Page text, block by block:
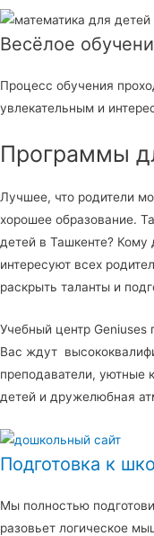
Весёлое
Процесс обучения
увлекательным и
Программы
Лучшее, что родители
хорошее образование.
детей в Ташкенте? Кому
интересуют всех
раскрыть таланты и
Учебный центр Geniuses
Вас ждут
преподаватели, уютные
детей и дружелюбная
Подготовка к
Мы полностью
разовьет логическое